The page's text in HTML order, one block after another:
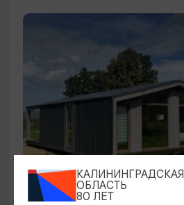
ГОСТЕВЫЕ ДОМА
КАЛИНИНГРАДСКАЯ
ОБЛАСТЬ
80 ЛЕТ